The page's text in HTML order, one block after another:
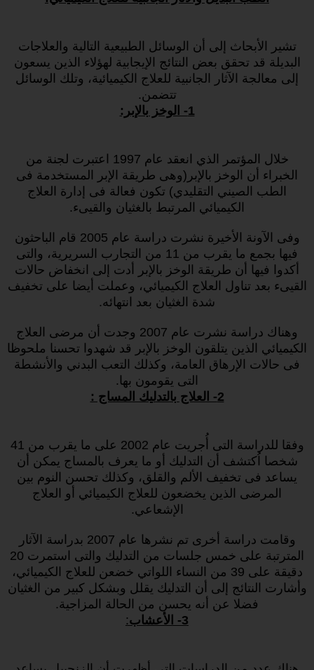
تشير الأبحاث إلى أن الوسائل الطبيعية التالية والعلاجات
البديلة قد تحقق بعض النتائج الإيجابية لهؤلاء الذين يسعون
إلى معالجة الآثار الجانبية للعلاج الكيميائية، وتلك الوسائل
تتضمن.
1- الوخز بالإبر:
خلال المؤتمر الذي انعقد عام 1997 اعتبرت لجنة من
الخبراء أن الوخز بالإبر(وهى طريقة الإبر المستخدمة فى
الطب الصيني التقليدي) تكون فعالة فى إدارة العلاج
الكيميائي المرتبط بالغثيان والقيىء.
وفى الآونة الأخيرة نشرت دراسة عام 2005 قام الباحثون
فيها بجمع ما يقرب من 11 من التجارب السريرية، والتى
أكدوا فيها أن طريقة الوخز بالإبر أدت إلى انخفاض حالات
القيىء بعد تناول العلاج الكيميائي، وعملت أيضا على تخفيف
شدة الغثيان بعد انتهائه.
وهناك دراسة نشرت عام 2007 وجدت أن مرضى العلاج
الكيميائي الذين يتلقون الوخز بالإبر قد شهدوا تحسنا ملحوظا
فى حالات الإرهاق العامة، وكذلك التعب البدني والأنشطة
التى يقومون بها.
2- العلاج بالتدليك المساج :
وفقا للدراسة التى أُجريت عام 2002 على ما يقرب من 41
شخصا اُكتشف أن التدليك أو ما يعرف بالمساج يمكن أن
يساعد فى تخفيف الألم والقلق، وكذلك تحسن النوم بين
المرضى الذين يخضعون للعلاج الكيميائي أو العلاج
الإشعاعي.
وقامت دراسة أخرى تم نشرها عام 2007 بدراسة الآثار
المترتبة على خمس جلسات من التدليك والتى استمرت 20
دقيقة على 39 من النساء اللواتي خضعن للعلاج الكيميائي،
وأشارت النتائج إلى أن التدليك يقلل وبشكل كبير من الغثيان
فضلا عن أنه يحسن من الحالة المزاجية.
3- الأعشاب
: